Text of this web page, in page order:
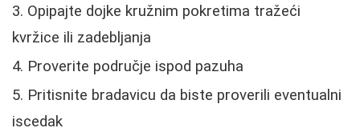
Opipajte dojke kružnim pokretima tražeći
kvržice ili zadebljanja
Proverite područje ispod pazuha
Pritisnite bradavicu da biste proverili eventualni
iscedak